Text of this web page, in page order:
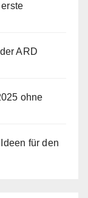
ARD
ohne
für den